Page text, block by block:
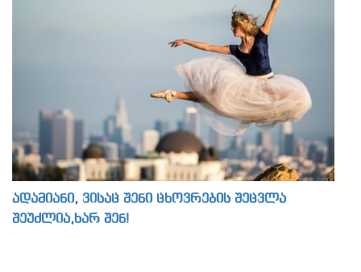
ადამიანი, ვისაც შენი ცხოვრების შეცვლა
შეუძლია,ხარ შენ!